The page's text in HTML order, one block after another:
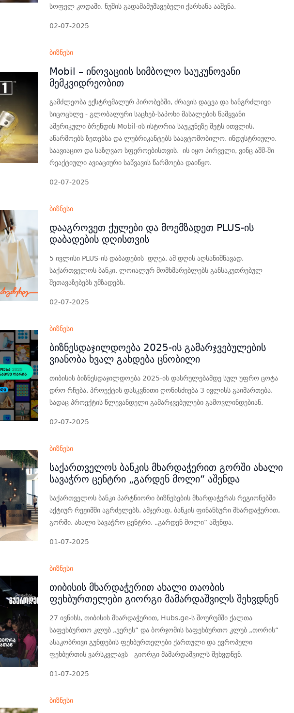
სოფელ კოდაში, ნუშის გადამამუშავებელი ქარხანა ააშენა.
02-07-2025
ბიზნესი
Mobil – ინოვაციის სიმბოლო საუკუნოვანი
მემკვიდრეობით
გამძლეობა ექსტრემალურ პირობებში, ძრავის დაცვა და ხანგრძლივი
სიცოცხლე - გლობალური საცხებ-საპოხი მასალების წამყვანი
ამერიკული ბრენდის Mobil-ის ისტორია საუკუნეზე მეტს ითვლის.
აწარმოებს ზეთებსა და ლუბრიკანტებს საავტომობილო, ინდუსტრიული,
საავიაციო და საზღვაო სფეროებისთვის. ის იყო პირველი, ვინც აშშ-ში
რეაქტიული ავიაციური საწვავის წარმოება დაიწყო.
02-07-2025
ბიზნესი
დააგროვეთ ქულები და მოემზადეთ PLUS-ის
დაბადების დღისთვის
5 ივლისი PLUS-ის დაბადების დღეა. ამ დღის აღსანიშნავად,
საქართველოს ბანკი, ლოიალურ მომხმარებლებს განსაკუთრებულ
შეთავაზებებს უმზადებს.
02-07-2025
ბიზნესი
ბიზნესდაჯილდოება 2025-ის გამარჯვებულების
ვიანობა ხვალ გახდება ცნობილი
თიბისის ბიზნესდაჯილდოება 2025-ის დასრულებამდე სულ უფრო ცოტა
დრო რჩება. პროექტის დასკვნითი ღონისძიება 3 ივლისს გაიმართება,
სადაც პროექტის წლევანდელი გამარჯვებულები გამოვლინდებიან.
02-07-2025
ბიზნესი
საქართველოს ბანკის მხარდაჭერით გორში ახალი
სავაჭრო ცენტრი „გარდენ მოლი“ აშენდა
საქართველოს ბანკი პარტნიორი ბიზნესების მხარდაჭერას რეგიონებში
აქტიურ რეჟიმში აგრძელებს. ამჯერად, ბანკის ფინანსური მხარდაჭერით,
გორში, ახალი სავაჭრო ცენტრი, „გარდენ მოლი“ აშენდა.
01-07-2025
ბიზნესი
თიბისის მხარდაჭერით ახალი თაობის
ფეხბურთელები გიორგი მამარდაშვილს შეხვდნენ
27 ივნისს, თიბისის მხარდაჭერით, Hubs.ge-ს შოურუმში ქალთა
საფეხბურთო კლუბ „ვერეს“ და ბორჯომის საფეხბურთო კლუბ „თორის“
ასაკობრივი გუნდების ფეხბურთელები ქართული და ევროპული
ფეხბურთის ვარსკვლავს - გიორგი მამარდაშვილს შეხვდნენ.
01-07-2025
ბიზნესი